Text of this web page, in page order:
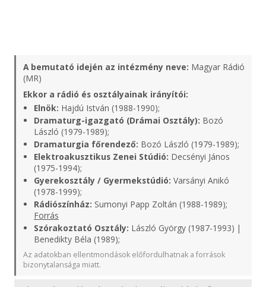
A bemutató idején az intézmény neve: Magyar Rádió
(MR)
Ekkor a rádió és osztályainak irányítói:
Elnök: Hajdú István (1988-1990);
Dramaturg-igazgató (Drámai Osztály): Bozó
László (1979-1989);
Dramaturgia főrendező: Bozó László (1979-1989);
Elektroakusztikus Zenei Stúdió: Decsényi János
(1975-1994);
Gyerekosztály / Gyermekstúdió: Varsányi Anikó
(1978-1999);
Rádiószínház: Sumonyi Papp Zoltán (1988-1989);
Forrás
Szórakoztató Osztály: László György (1987-1993) |
Benedikty Béla (1989);
Az adatokban ellentmondások előfordulhatnak a források
bizonytalansága miatt.